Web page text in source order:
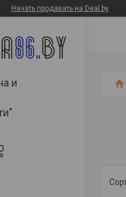
Начать продавать на Deal.by
и